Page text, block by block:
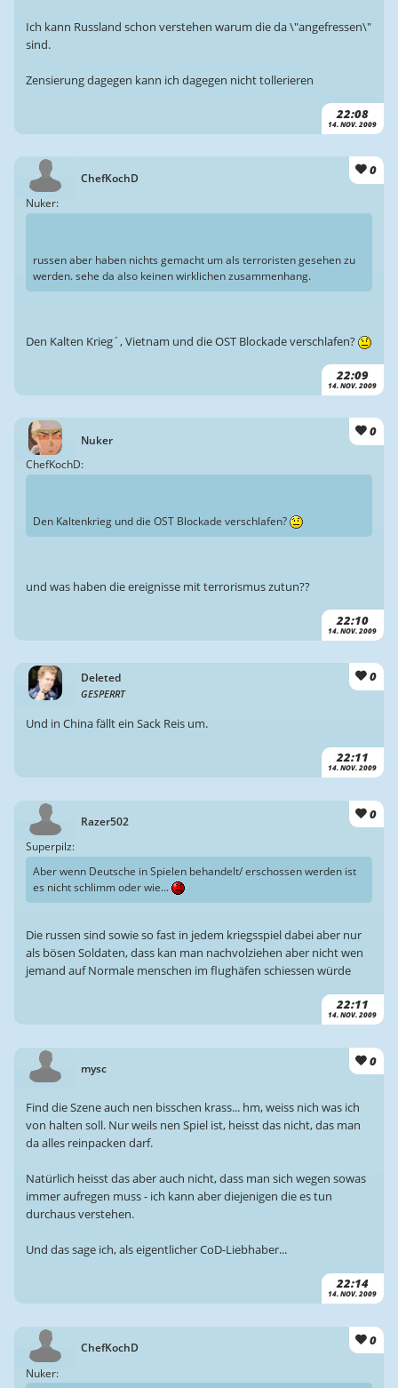
22:08
14. NOV. 2009
Ich kann Russland schon verstehen warum die da \"angefressen\"
sind.
Zensierung dagegen kann ich dagegen nicht tollerieren
ChefKochD 0
22:09
14. NOV. 2009
Nuker:
russen aber haben nichts gemacht um als terroristen gesehen zu
werden. sehe da also keinen wirklichen zusammenhang.
Den Kalten Krieg´, Vietnam und die OST Blockade verschlafen?
Nuker
0
22:10
14. NOV. 2009
ChefKochD:
Den Kaltenkrieg und die OST Blockade verschlafen?
und was haben die ereignisse mit terrorismus zutun??
Deleted
GESPERRT
0
22:11
14. NOV. 2009
Und in China fällt ein Sack Reis um.
Razer502 0
22:11
14. NOV. 2009
Superpilz:
Aber wenn Deutsche in Spielen behandelt/ erschossen werden ist
es nicht schlimm oder wie...
Die russen sind sowie so fast in jedem kriegsspiel dabei aber nur
als bösen Soldaten, dass kan man nachvolziehen aber nicht wen
jemand auf Normale menschen im flughäfen schiessen würde
mysc 0
22:14
14. NOV. 2009
Find die Szene auch nen bisschen krass... hm, weiss nich was ich
von halten soll. Nur weils nen Spiel ist, heisst das nicht, das man
da alles reinpacken darf.
Natürlich heisst das aber auch nicht, dass man sich wegen sowas
immer aufregen muss - ich kann aber diejenigen die es tun
durchaus verstehen.
Und das sage ich, als eigentlicher CoD-Liebhaber...
ChefKochD 0
Nuker: